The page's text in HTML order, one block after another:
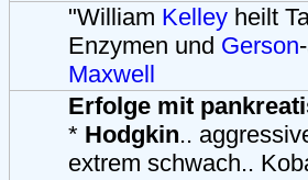
"William Kelley heilt
Enzymen und Gerson
Maxwell
Erfolge mit
* Hodgkin..
extrem schwach..